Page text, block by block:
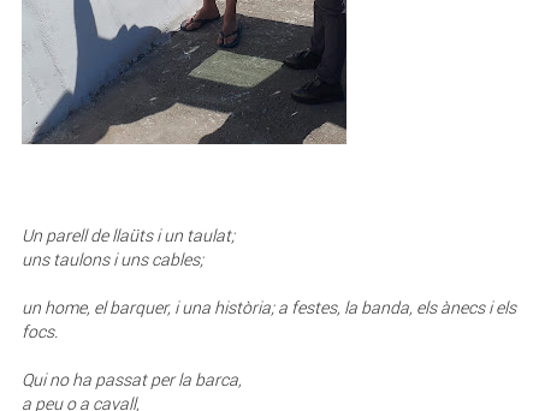
Un parell de llaüts i un taulat;
uns taulons i uns cables;
un home, el barquer, i una història; a festes, la banda, els ànecs i els
focs.
Qui no ha passat per la barca,
a peu o a cavall,